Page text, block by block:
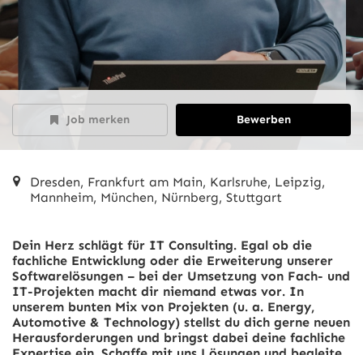
Job merken Bewerben
Dresden, Frankfurt am Main, Karlsruhe, Leipzig,
Mannheim, München, Nürnberg, Stuttgart
Dein Herz schlägt für IT Consulting. Egal ob die
fachliche Entwicklung oder die Erweiterung unserer
Softwarelösungen – bei der Umsetzung von Fach- und
IT-Projekten macht dir niemand etwas vor. In
unserem bunten Mix von Projekten (u. a. Energy,
Automotive & Technology) stellst du dich gerne neuen
Herausforderungen und bringst dabei deine fachliche